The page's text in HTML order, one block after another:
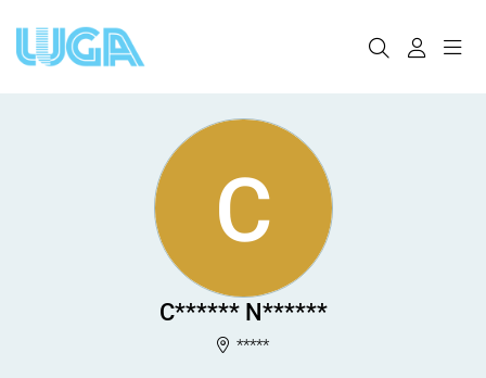
C
C****** N******
*****